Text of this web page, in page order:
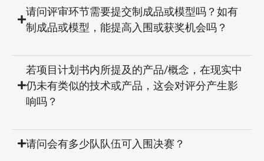
请问评审环节需要提交制成品或模型吗？如有
制成品或模型，能提高入围或获奖机会吗？
若项目计划书内所提及的产品/概念，在现实中
仍未有类似的技术或产品，这会对评分产生影
响吗？
请问会有多少队队伍可入围决赛？